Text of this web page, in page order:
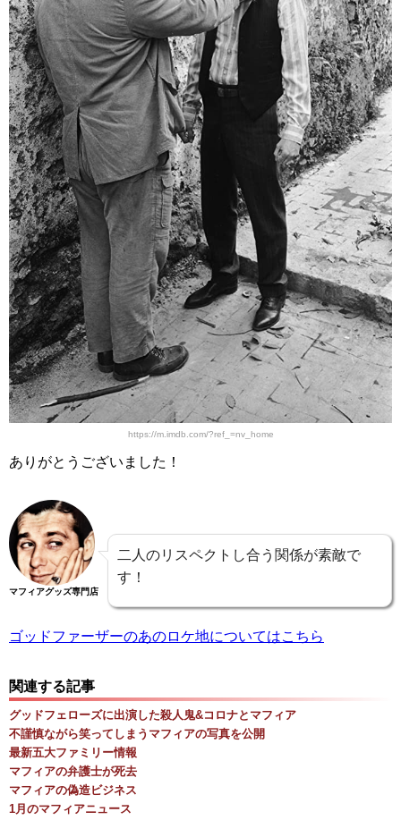
https://m.imdb.com/?ref_=nv_home
ありがとうございました！
マフィアグッズ専門店
二人のリスペクトし合う関係が素敵で
す！
ゴッドファーザーのあのロケ地についてはこちら
関連する記事
グッドフェローズに出演した殺人鬼&コロナとマフィア
不謹慎ながら笑ってしまうマフィアの写真を公開
最新五大ファミリー情報
マフィアの弁護士が死去
マフィアの偽造ビジネス
1月のマフィアニュース